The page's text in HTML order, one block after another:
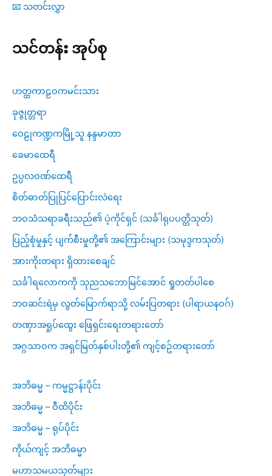
📧 သတင်းလွှာ
သင်တန်း အုပ်စု
ဟတ္ထကာဠဝကမင်းသား
ခုဇ္ဇုတ္တရာ
ဝေဠုကဏ္ဍကမြို့သူ နန္ဒမာတာ
ခေမာထေရီ
ဥပ္ပလဝဏ်ထေရီ
စိတ်ဓာတ်ပြုပြင်ပြောင်းလဲရေး
ဘဝသံသရာခရီးသည်၏ ပဲ့ကိုင်ရှင် (သင်္ခါရုပပတ္တိသုတ်)
ပြည့်စုံမှုနှင့် ပျက်စီးမှုတို့၏ အကြောင်းများ (သမုဒ္ဒကသုတ်)
အားကိုးတရား ရှိထားစေချင်
သင်္ခါရလောကကို သုညသဘောမြင်အောင် ရှုတတ်ပါစေ
ဘဝဆင်းရဲမှ လွတ်မြောက်ရာသို့ လမ်းပြတရား (ပါရာယနဝဂ်)
တဏှာအရှုပ်ထွေး ဖြေရှင်းရေးတရားတော်
အဂ္ဂသာဝက အရှင်မြတ်နှစ်ပါးတို့၏ ကျင့်စဥ်တရားတော်
အဘိဓမ္မ – ကမ္မဋ္ဌာန်းပိုင်း
အဘိဓမ္မ – ဝီထိပိုင်း
အဘိဓမ္မ – ရုပ်ပိုင်း
ကိုယ်ကျင့် အဘိဓမ္မာ
မဟာသမယသုတ်များ